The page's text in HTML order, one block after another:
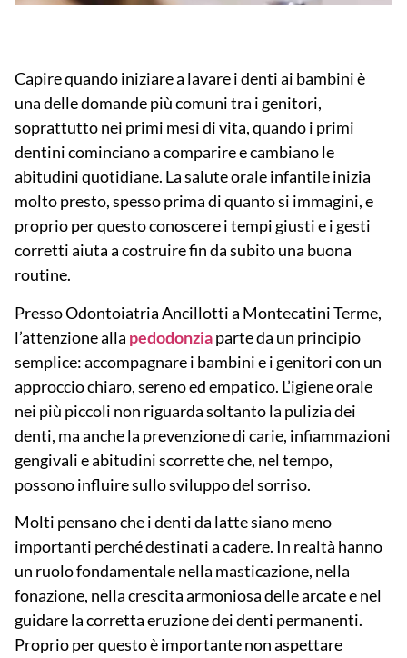
Capirequando iniziare a lavare i denti ai bambiniè
una delle domande più comuni tra i genitori,
soprattutto nei primi mesi di vita, quando i primi
dentini cominciano a comparire e cambiano le
abitudini quotidiane. La salute orale infantile inizia
molto presto, spesso prima di quanto si immagini, e
proprio per questo conoscere i tempi giusti e i gesti
corretti aiuta a costruire fin da subito una buona
routine.
PressoOdontoiatria Ancillotti a Montecatini Terme,
l’attenzione alla pedodonziaparte da un principio
semplice: accompagnare i bambini e i genitori con un
approccio chiaro, sereno ed empatico. L’igiene orale
nei più piccoli non riguarda soltanto la pulizia dei
denti, ma anche la prevenzione di carie, infiammazioni
gengivali e abitudini scorrette che, nel tempo,
possono influire sullo sviluppo del sorriso.
Molti pensano che i denti da latte siano meno
importanti perché destinati a cadere. In realtà hanno
un ruolofondamentalenella masticazione, nella
fonazione, nella crescita armoniosa delle arcate e nel
guidare la corretta eruzione dei denti permanenti.
Proprio per questo è importante non aspettare